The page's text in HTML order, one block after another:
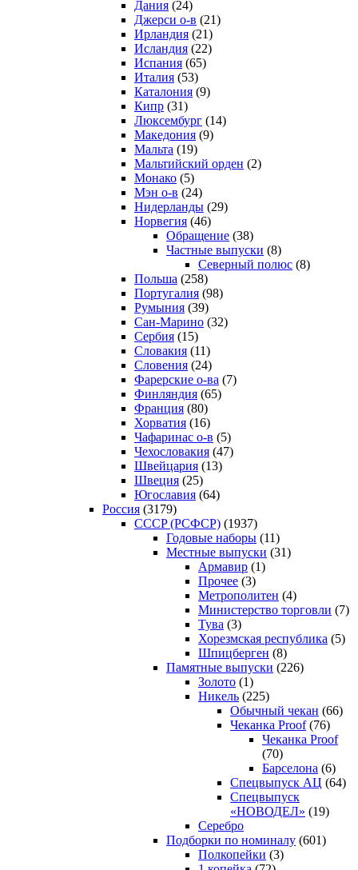
Дания (24)
Джерси о-в (21)
Ирландия (21)
Исландия (22)
Испания (65)
Италия (53)
Каталония (9)
Кипр (31)
Люксембург (14)
Македония (9)
Мальта (19)
Мальтийский орден (2)
Монако (5)
Мэн о-в (24)
Нидерланды (29)
Норвегия (46)
Обращение (38)
Частные выпуски (8)
Северный полюс (8)
Польша (258)
Португалия (98)
Румыния (39)
Сан-Марино (32)
Сербия (15)
Словакия (11)
Словения (24)
Фарерские о-ва (7)
Финляндия (65)
Франция (80)
Хорватия (16)
Чафаринас о-в (5)
Чехословакия (47)
Швейцария (13)
Швеция (25)
Югославия (64)
Россия (3179)
CCCP (РСФСР) (1937)
Годовые наборы (11)
Местные выпуски (31)
Армавир (1)
Прочее (3)
Метрополитен (4)
Министерство торговли (7)
Тува (3)
Хорезмская республика (5)
Шпицберген (8)
Памятные выпуски (226)
Золото (1)
Никель (225)
Обычный чекан (66)
Чеканка Proof(76)
Чеканка Proof
(70)
Барселона (6)
Спецвыпуск АЦ (64)
Спецвыпуск
«НОВОДЕЛ» (19)
Серебро
Подборки по номиналу (601)
Полкопейки (3)